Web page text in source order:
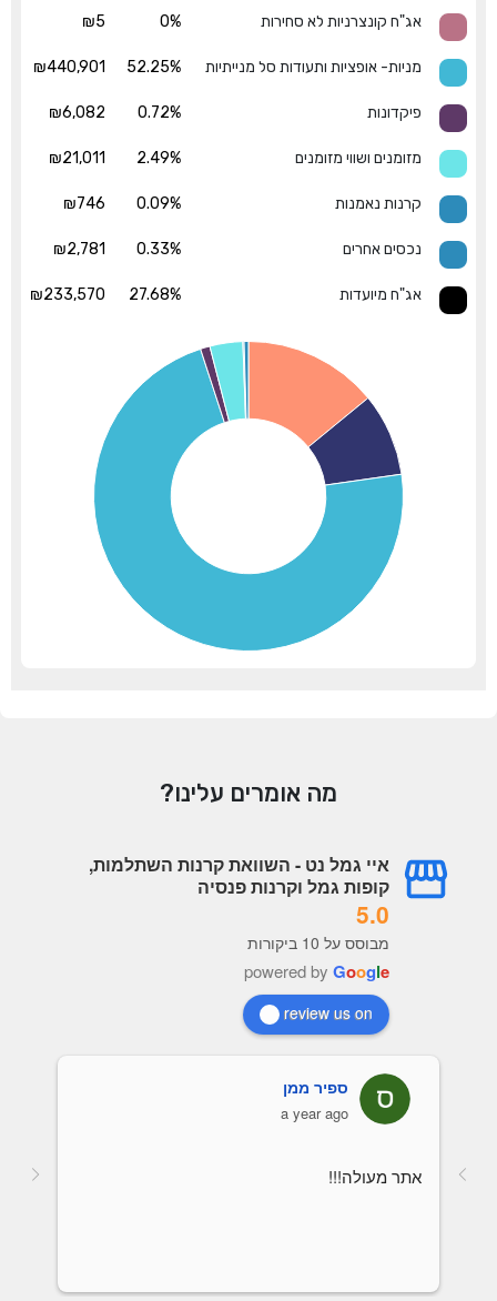
אג"ח קונצרניות לא סחירות 0%
₪5
מניות- אופציות ותעודות סל מנייתיות 52.25%
₪440,901
פיקדונות 0.72%
₪6,082
מזומנים ושווי מזומנים 2.49%
₪21,011
קרנות נאמנות 0.09%
₪746
נכסים אחרים 0.33%
₪2,781
אג"ח מיועדות 27.68%
₪233,570
מה אומרים עלינו?
איי גמל נט - השוואת קרנות השתלמות,
קופות גמל וקרנות פנסיה
5.0
מבוסס על 10 ביקורות
powered by Google
review us on
ספיר ממן
a year ago
אתר מעולה!!!